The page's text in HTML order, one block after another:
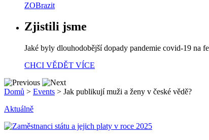
ZOBrazit
Zjistili jsme
Jaké byly dlouhodobější dopady pandemie covid-19 na
CHCI VĚDĚT VÍCE
Domů > Events > Jak publikují muži a ženy v české vědě?
Aktuálně